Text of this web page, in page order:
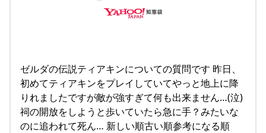
ゼルダの伝説ティアキンについての質問です 昨日、
初めてティアキンをプレイしていてやっと地上に降
りれましたですが敵が強すぎて何も出来ません…(泣)
祠の開放をしようと歩いていたら急に手？みたいな
のに追われて死ん… 新しい順古い順参考になる順